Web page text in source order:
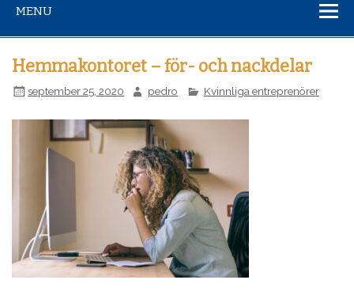
MENU
Hemmakontoret – för- och nackdelar
september 25, 2020 pedro Kvinnliga entreprenörer